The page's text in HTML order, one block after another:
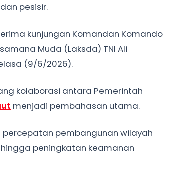
pesisir.
kunjungan Komandan Komando
Muda (Laksda) TNI Ali
(9/6/2026).
kolaborasi antara Pemerintah
menjadi pembahasan utama.
percepatan pembangunan wilayah
peningkatan keamanan